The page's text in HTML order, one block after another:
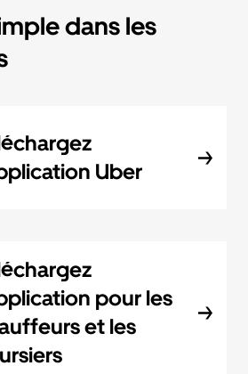
dans les
Uber
pour les
et les